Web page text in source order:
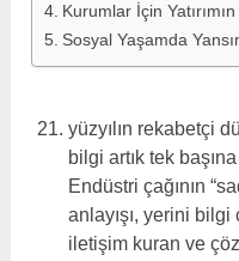
Kurumlar İçin
Sosyal Yaşamda
yüzyılın rekabetçi
bilgi artık tek
Endüstri çağının
anlayışı, yerini bilgi
iletişim kuran ve